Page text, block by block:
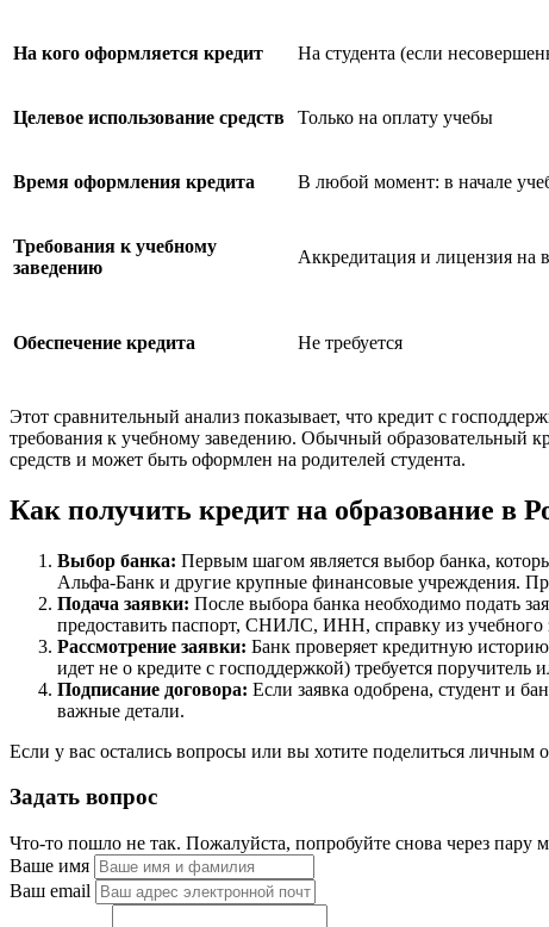
На кого оформляется кредит На студента (если
Целевое использование средств Только на оплату учебы
Время оформления кредита В любой момент: в начале
Требования к учебному
заведению
Аккредитация и лицензия на
Обеспечение кредита Не требуется
Этот сравнительный анализ показывает, что кредит с
требования к учебному заведению. Обычный образовательный
средств и может быть оформлен на родителей студента.
Как получить кредит на образование в
Выбор банка: Первым шагом является выбор банка,
Альфа-Банк и другие крупные финансовые учреждения.
Подача заявки: После выбора банка необходимо подать
предоставить паспорт, СНИЛС, ИНН, справку из учебного
Рассмотрение заявки: Банк проверяет кредитную
идет не о кредите с господдержкой) требуется поручитель
Подписание договора: Если заявка одобрена, студент и
важные детали.
Если у вас остались вопросы или вы хотите поделиться
Задать вопрос
Что-то пошло не так. Пожалуйста, попробуйте снова через пару
Ваше имя
Ваш email